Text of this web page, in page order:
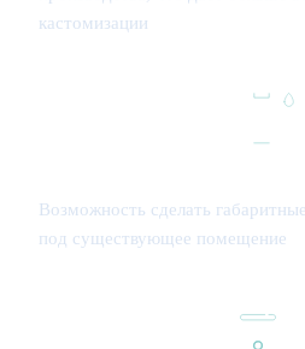
кастомизации
Возможность сделать
под существующее помещение